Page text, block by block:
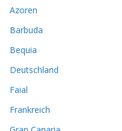
Azoren
Barbuda
Bequia
Deutschland
Faial
Frankreich